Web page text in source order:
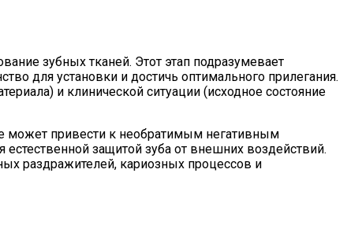
зубных тканей. Этот этап подразумевает
для установки и достичь оптимального прилегания.
и клинической ситуации (исходное состояние
может привести к необратимым негативным
защитой зуба от внешних воздействий.
раздражителей, кариозных процессов и